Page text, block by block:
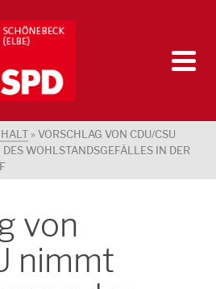
» VORSCHLAG VON CDU/CSU
WOHLSTANDSGEFÄLLES IN DER B
von
nimmt